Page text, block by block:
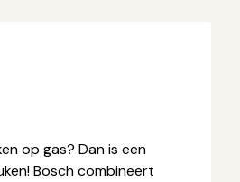
op gas? Dan is een
Bosch combineert